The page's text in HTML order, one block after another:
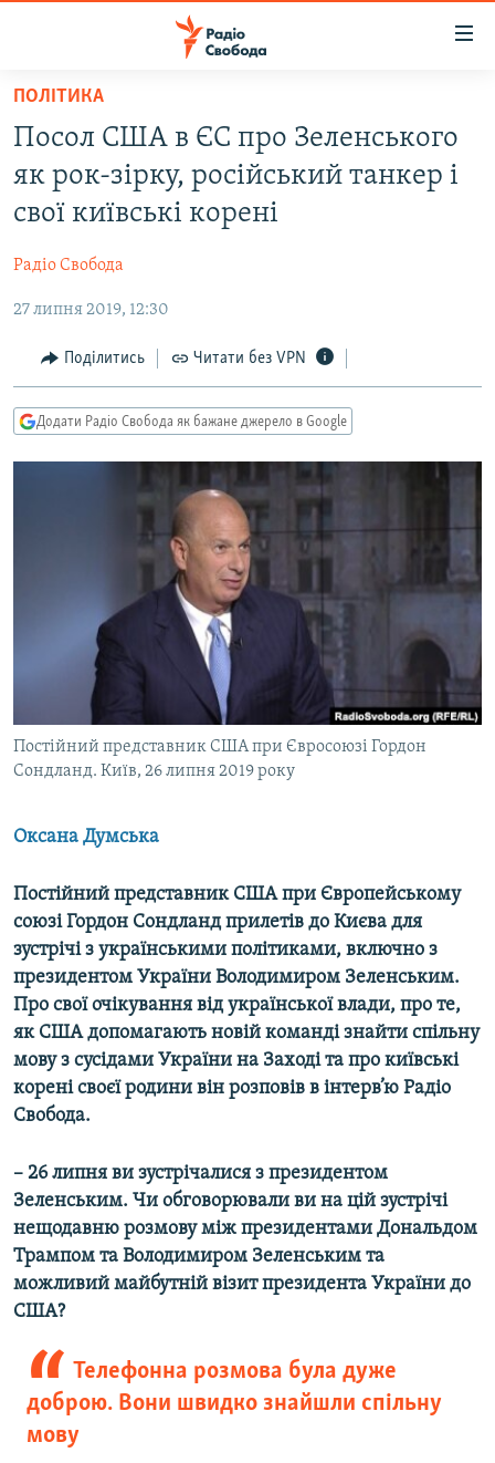
Перейти
основного
матеріалу
Перейти
до
основної
Перейти
пошуку
СТАТТІ
ЕКОНОМІКА
СУСПІЛЬСТВО
КУЛЬТУРА
УКРАЇНА
РОСІЙСЬКА «ФІЛЬТРАЦІЯ»
ДОНБАС.РЕАЛІЇ
КРИМ.РЕАЛІЇ
СХЕМИ
КИТАЙ.ВИКЛИКИ
СПЕЦПРОЄКТИ
ПОДКАСТИ
КРИМ РЕАЛІЇ
РУС
УКР
Усі сайти RFE/RL
ПОЛІТИКА
Посол США в ЄС про Зеленського
як рок-зірку, російський танкер і
свої київські корені
Радіо Свобода
27 липня 2019, 12:30
Поділитись Читати без VPN
Додати Радіо Свобода як бажане джерело в Google
Постійний представник США при Євросоюзі Гордон
Сондланд. Київ, 26 липня 2019 року
Оксана Думська
Постійний представник США при Європейському
союзі Гордон Сондланд прилетів до Києва для
зустрічі з українськими політиками, включно з
президентом України Володимиром Зеленським.
Про свої очікування від української влади, про те,
як США допомагають новій команді знайти спільну
мову з сусідами України на Заході та про київські
корені своєї родини він розповів в інтерв’ю Радіо
Свобода.
– 26 липня ви зустрічалися з президентом
Зеленським. Чи обговорювали ви на цій зустрічі
нещодавню розмову між президентами Дональдом
Трампом та Володимиром Зеленським та
можливий майбутній візит президента України до
США?
Телефонна розмова була дуже
доброю. Вони швидко знайшли спільну
мову